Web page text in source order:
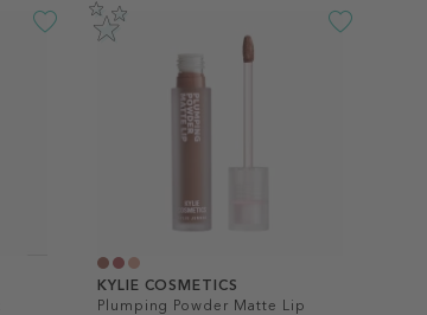
KYLIE COSMETICS
Plumping Powder Matte Lip